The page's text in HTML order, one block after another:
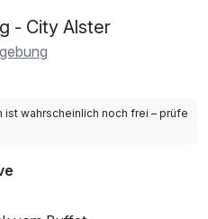
- City Alster
ist wahrscheinlich noch frei – prüfe